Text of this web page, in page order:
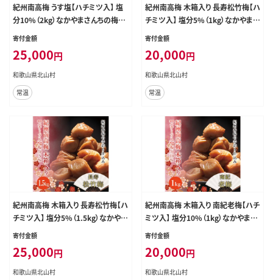
紀州南高梅 うす塩【ハチミツ入】 塩
分10%（2kg）なかやまさんちの梅干
うめ ウメ【nky010-120k】
寄付金額
25,000円
和歌山県北山村
常温
紀州南高梅 木箱入り 長寿松竹梅【ハ
チミツ入】 塩分5%（1kg）なかやまさ
んちの梅干 うめ ウメ【nky011-10k】
寄付金額
20,000円
和歌山県北山村
常温
紀州南高梅 木箱入り 長寿松竹梅【ハ
チミツ入】 塩分5%（1.5kg）なかやま
さんちの梅干 うめ ウメ【nky011-15
寄付金額
25,000円
和歌山県北山村
紀州南高梅 木箱入り 南紀老梅【ハチ
ミツ入】 塩分10%（1kg）なかやまさ
んちの梅干 うめ ウメ【nky012-10k】
寄付金額
20,000円
和歌山県北山村